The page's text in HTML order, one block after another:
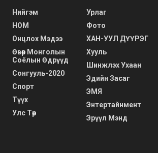
Нийгэм
НОМ
Онцлох Мэдээ
Өвөр Монголын
Соёлын Өдрүүд
Сонгууль-2020
Спорт
Түүх
Улс Төр
Урлаг
Фото
ХАН-УУЛ ДҮҮРЭГ
Хууль
Шинжлэх Ухаан
Эдийн Засаг
ЭМЯ
Энтертайнмент
Эрүүл Мэнд